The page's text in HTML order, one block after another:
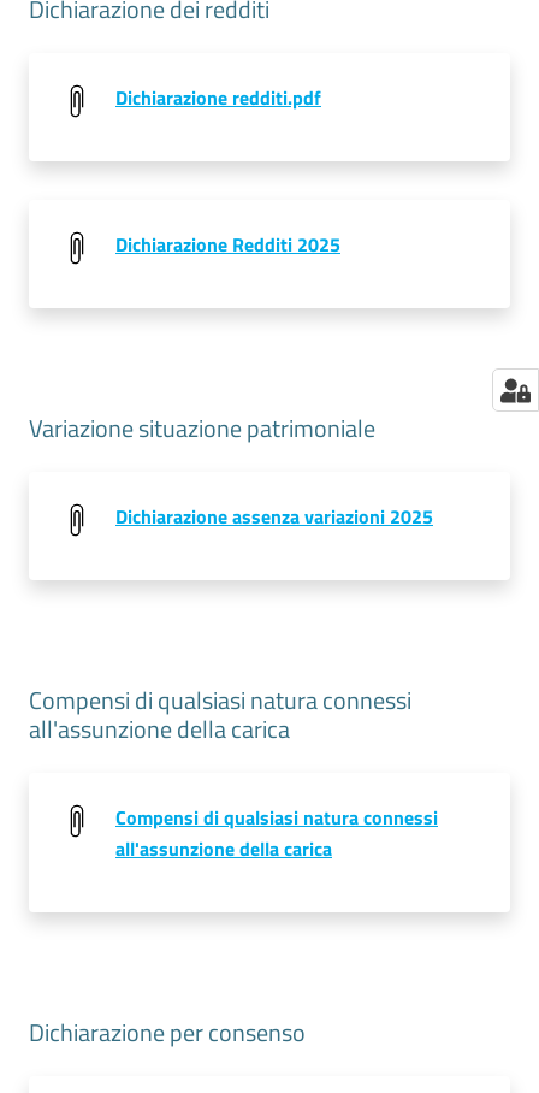
Dichiarazione dei redditi
Dichiarazione redditi.pdf
Dichiarazione Redditi 2025
Variazione situazione patrimoniale
Dichiarazione assenza variazioni 2025
Compensi di qualsiasi natura connessi
all'assunzione della carica
Compensi di qualsiasi natura connessi
all'assunzione della carica
Dichiarazione per consenso